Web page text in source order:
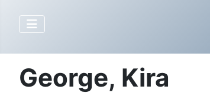
George, Kira